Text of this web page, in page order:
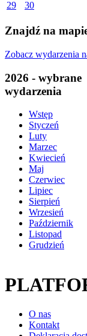
29
30
Znajdź na
Zobacz wydarzenia
2026 - wybrane
wydarzenia
Wstęp
Styczeń
Luty
Marzec
Kwiecień
Maj
Czerwiec
Lipiec
Sierpień
Wrzesień
Październik
Listopad
Grudzień
O nas
Kontakt